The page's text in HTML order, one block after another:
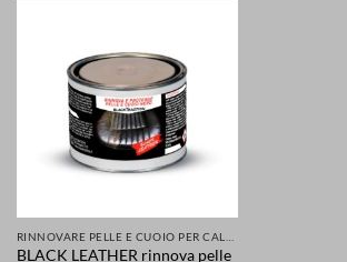
BLACK LEATHER rinnova pelle